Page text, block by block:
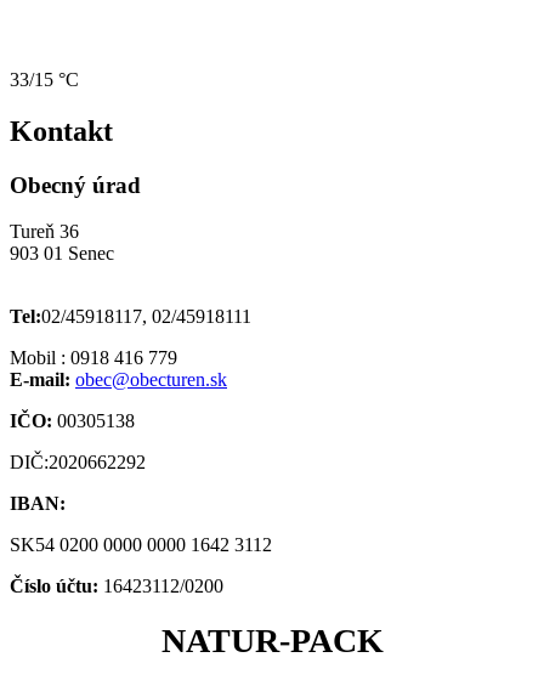
33/15 °C
Kontakt
Obecný úrad
Tureň 36
903 01 Senec
Tel:02/45918117, 02/45918111
Mobil : 0918 416 779
E-mail: obec@obecturen.sk
IČO: 00305138
DIČ:2020662292
IBAN:
SK54 0200 0000 0000 1642 3112
Číslo účtu: 16423112/0200
NATUR-PACK